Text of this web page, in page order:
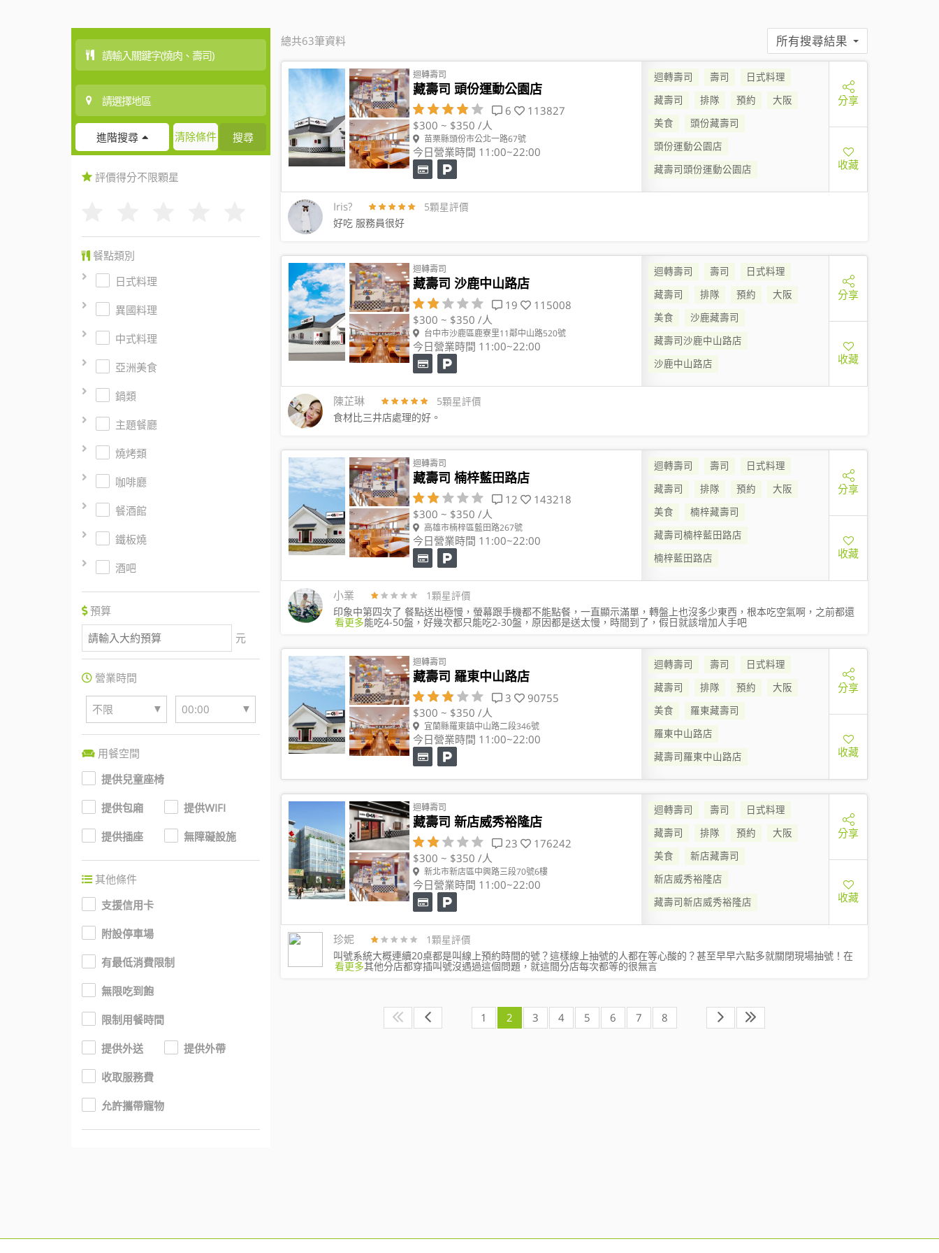
進階搜尋 清除條件 搜尋
評價得分不限顆星
餐點類別
日式料理
異國料理
中式料理
亞洲美食
鍋類
主題餐廳
燒烤類
咖啡廳
餐酒館
鐵板燒
酒吧
預算
元
營業時間
不限 ▼ 00:00 ▼
用餐空間
提供兒童座椅
提供包廂 提供WIFI
提供插座 無障礙設施
其他條件
支援信用卡
附設停車場
有最低消費限制
無限吃到飽
限制用餐時間
提供外送 提供外帶
收取服務費
允許攜帶寵物
總共63筆資料 所有搜尋結果
迴轉壽司
藏壽司 頭份運動公園店
6
113827
$300 ~ $350 /人
苗栗縣頭份市公北一路67號
今日營業時間 11:00~22:00
迴轉壽司 壽司
日式料理
藏壽司
排隊 預約
大阪
美食
頭份藏壽司
頭份運動公園店
藏壽司頭份運動公園店
分享
收藏
Iris? 5顆星評價
好吃 服務員很好
迴轉壽司
藏壽司 沙鹿中山路店
19
115008
$300 ~ $350 /人
台中市沙鹿區鹿寮里11鄰中山路520號
今日營業時間 11:00~22:00
迴轉壽司 壽司
日式料理
藏壽司
排隊 預約
大阪
美食
沙鹿藏壽司
藏壽司沙鹿中山路店
沙鹿中山路店
分享
收藏
陳芷琳 5顆星評價
食材比三井店處理的好。
迴轉壽司
藏壽司 楠梓藍田路店
12
143218
$300 ~ $350 /人
高雄市楠梓區藍田路267號
今日營業時間 11:00~22:00
迴轉壽司 壽司
日式料理
藏壽司
排隊 預約
大阪
美食
楠梓藏壽司
藏壽司楠梓藍田路店
楠梓藍田路店
分享
收藏
小業 1顆星評價
印象中第四次了 餐點送出極慢，螢幕跟手機都不能點餐，一直顯示滿單，轉盤上也沒多少東西，根本吃空氣啊，之前都還
能吃4-50盤，好幾次都只能吃2-30盤，原因都是送太慢，時間到了，假日就該增加人手吧
看更多
迴轉壽司
藏壽司 羅東中山路店
3
90755
$300 ~ $350 /人
宜蘭縣羅東鎮中山路二段346號
今日營業時間 11:00~22:00
迴轉壽司 壽司
日式料理
藏壽司
排隊 預約
大阪
美食
羅東藏壽司
羅東中山路店
藏壽司羅東中山路店
分享
收藏
迴轉壽司
藏壽司 新店威秀裕隆店
23
176242
$300 ~ $350 /人
新北市新店區中興路三段70號6樓
今日營業時間 11:00~22:00
迴轉壽司 壽司
日式料理
藏壽司
排隊 預約
大阪
美食
新店藏壽司
新店威秀裕隆店
藏壽司新店威秀裕隆店
分享
收藏
珍妮 1顆星評價
叫號系統大概連續20桌都是叫線上預約時間的號？這樣線上抽號的人都在等心酸的？甚至早早六點多就關閉現場抽號！在
其他分店都穿插叫號沒遇過這個問題，就這間分店每次都等的很無言
看更多
1 2 3 4 5 6 7 8